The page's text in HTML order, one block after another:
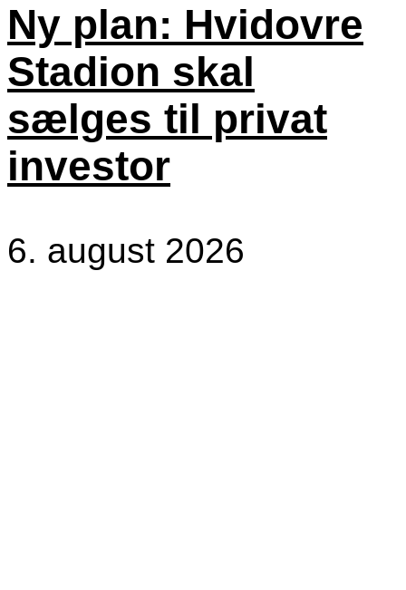
Ny plan: Hvidovre
Stadion skal
sælges til privat
investor
6. august 2026